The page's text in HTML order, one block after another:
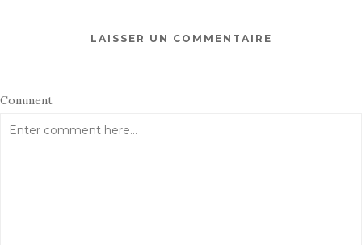
LAISSER UN COMMENTAIRE
Comment